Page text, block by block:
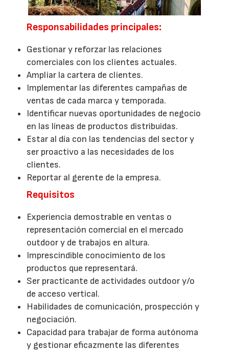
Responsabilidades principales:
Gestionar y reforzar las relaciones
comerciales con los clientes actuales.
Ampliar la cartera de clientes.
Implementar las diferentes campañas de
ventas de cada marca y temporada.
Identificar nuevas oportunidades de negocio
en las líneas de productos distribuidas.
Estar al día con las tendencias del sector y
ser proactivo a las necesidades de los
clientes.
Reportar al gerente de la empresa.
Requisitos
Experiencia demostrable en ventas o
representación comercial en el mercado
outdoor y de trabajos en altura.
Imprescindible conocimiento de los
productos que representará.
Ser practicante de actividades outdoor y/o
de acceso vertical.
Habilidades de comunicación, prospección y
negociación.
Capacidad para trabajar de forma autónoma
y gestionar eficazmente las diferentes